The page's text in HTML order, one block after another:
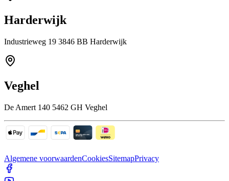
Harderwijk
Industrieweg 19 3846 BB Harderwijk
Veghel
De Amert 140 5462 GH Veghel
Algemene voorwaardenCookiesSitemapPrivacy